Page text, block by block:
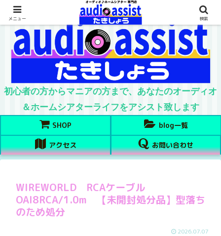
初心者の方からマニアの方まで、あなたのオーディオ
＆ホームシアターライフをアシスト致します
SHOP blog一覧
アクセス お問い合わせ
WIREWORLD RCAケーブル
OAI8RCA/1.0m 【未開封処分品】型落ち
のため処分
2026.07.07
メニュー 検索